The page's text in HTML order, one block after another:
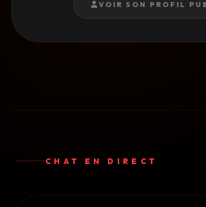
VOIR SON PROFIL
CHAT EN DIRECT